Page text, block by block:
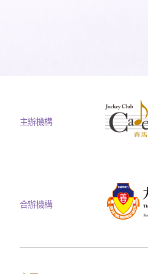
主辦機構
合辦機構